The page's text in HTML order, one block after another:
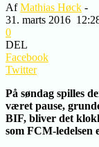
AfMathias Høck -
31. marts 2016
0
DEL
Facebook
Twitter
På søndag spilles
været pause,
BIF, bliver det
som FCM-ledelsen